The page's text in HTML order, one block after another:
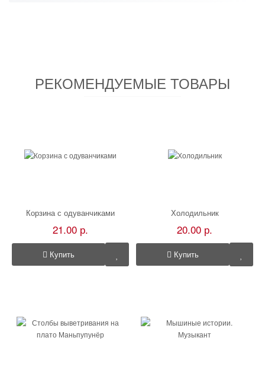
РЕКОМЕНДУЕМЫЕ ТОВАРЫ
Корзина с одуванчиками
21.00 р.
Купить
Холодильник
20.00 р.
Купить